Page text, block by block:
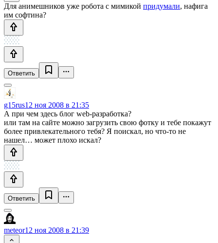
Для анимешников уже робота с мимикой придумали, нафига
им софтина?
Ответить
g15rus12 ноя 2008 в 21:35
А при чем здесь блог web-разработка?
или там на сайте можно загрузить свою фотку и тебе покажут
более привлекательного тебя? Я поискал, но что-то не
нашел… может плохо искал?
Ответить
meteor12 ноя 2008 в 21:39